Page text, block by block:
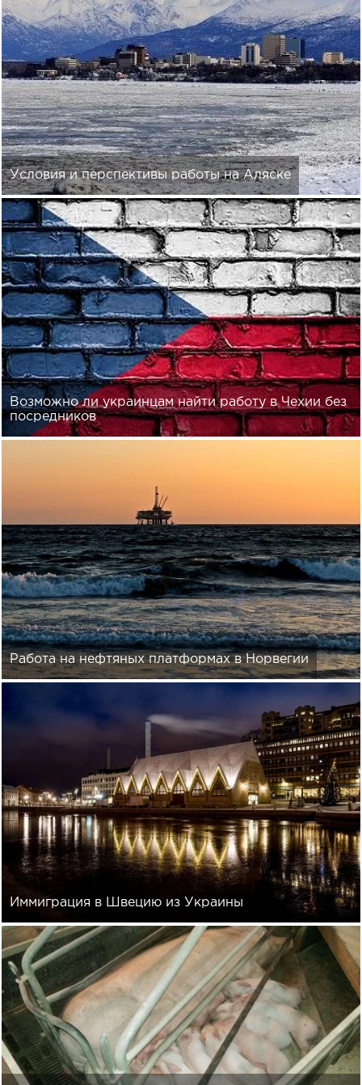
Условия и перспективы работы на Аляске
Возможно ли украинцам найти работу в Чехии без
посредников
Работа на нефтяных платформах в Норвегии
Иммиграция в Швецию из Украины